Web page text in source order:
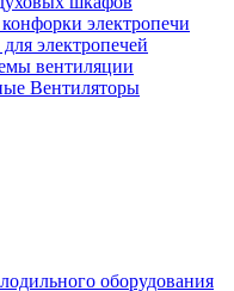
электропечи
электропечей
вентиляции
Вентиляторы